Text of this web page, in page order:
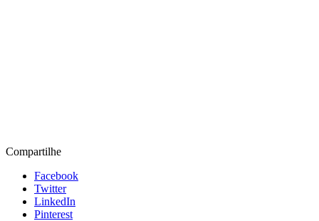
Compartilhe
Facebook
Twitter
LinkedIn
Pinterest